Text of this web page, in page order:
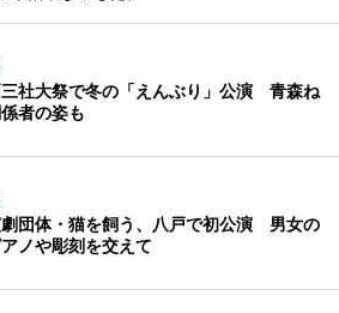
社大祭で冬の「えんぶり」公演 青森ね
者の姿も
団体・猫を飼う、八戸で初公演 男女の
ノや彫刻を交えて